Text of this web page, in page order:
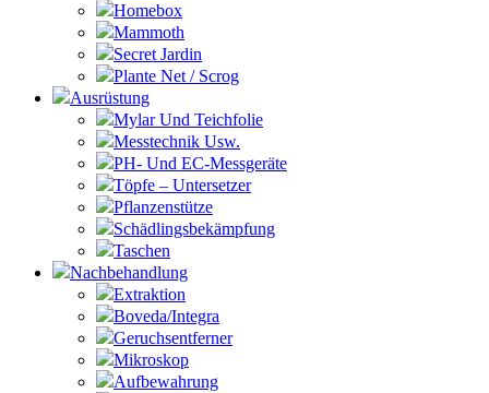
Homebox
Mammoth
Secret Jardin
Plante Net / Scrog
Ausrüstung
Mylar Und Teichfolie
Messtechnik Usw.
PH- Und EC-Messgeräte
Töpfe – Untersetzer
Pflanzenstütze
Schädlingsbekämpfung
Taschen
Nachbehandlung
Extraktion
Boveda/Integra
Geruchsentferner
Mikroskop
Aufbewahrung